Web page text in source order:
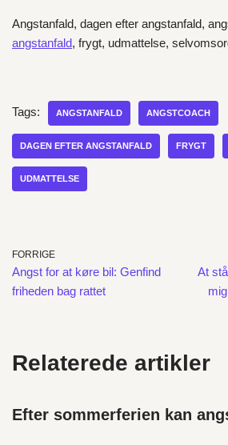
Angstanfald, dagen efter angstanfald,
angstanfald, frygt, udmattelse,
Tags: ANGSTANFALD ANGSTCOACH
DAGEN EFTER ANGSTANFALD FRYGT
UDMATTELSE
FORRIGE
Angst for at køre bil: Genfind
friheden bag rattet
At
Relaterede artikler
Efter sommerferien kan